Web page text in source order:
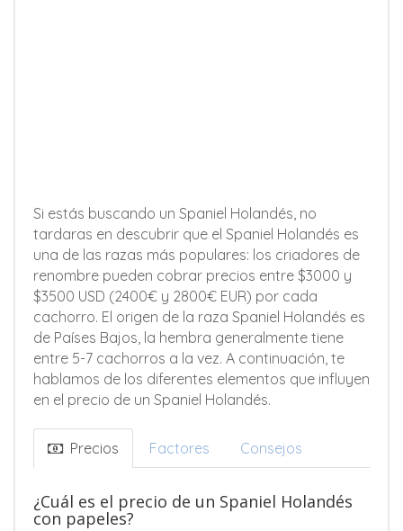
Si estás buscando un Spaniel Holandés, no
tardaras en descubrir que el Spaniel Holandés es
una de las razas más populares: los criadores de
renombre pueden cobrar precios entre $3000 y
$3500 USD (2400€ y 2800€ EUR) por cada
cachorro. El origen de la raza Spaniel Holandés es
de Países Bajos, la hembra generalmente tiene
entre 5-7 cachorros a la vez. A continuación, te
hablamos de los diferentes elementos que influyen
en el precio de un Spaniel Holandés.
Precios Factores Consejos
¿Cuál es el precio de un Spaniel Holandés
con papeles?